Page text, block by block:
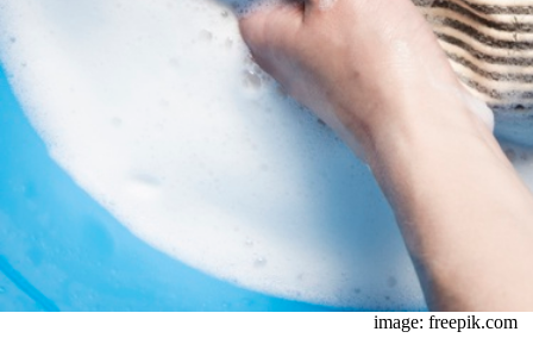
image: freepik.com